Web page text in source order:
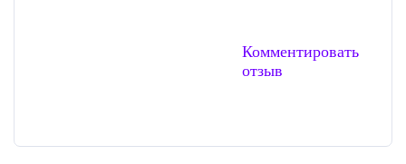
Комментировать
отзыв